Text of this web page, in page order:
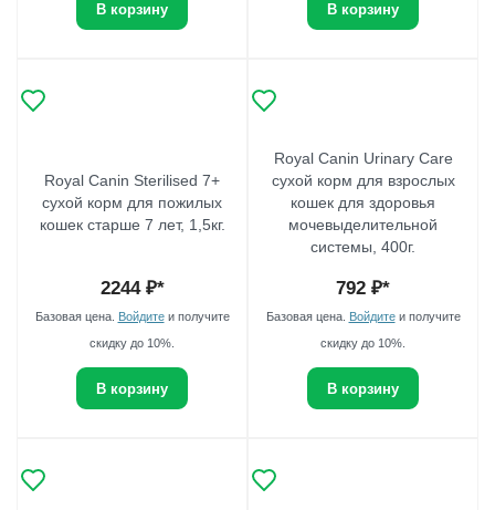
В корзину В корзину
Royal Canin Sterilised 7+
сухой корм для пожилых
кошек старше 7 лет, 1,5кг.
2244₽*
Базовая цена. Войдитеи получите
скидку до 10%.
В корзину
Royal Canin Urinary Care
сухой корм для взрослых
кошек для здоровья
мочевыделительной
системы, 400г.
792 ₽*
Базовая цена. Войдитеи получите
скидку до 10%.
В корзину